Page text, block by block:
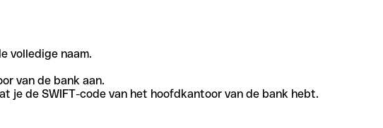
volledige naam.
van de bank aan.
je de SWIFT-code van het hoofdkantoor van de bank hebt.